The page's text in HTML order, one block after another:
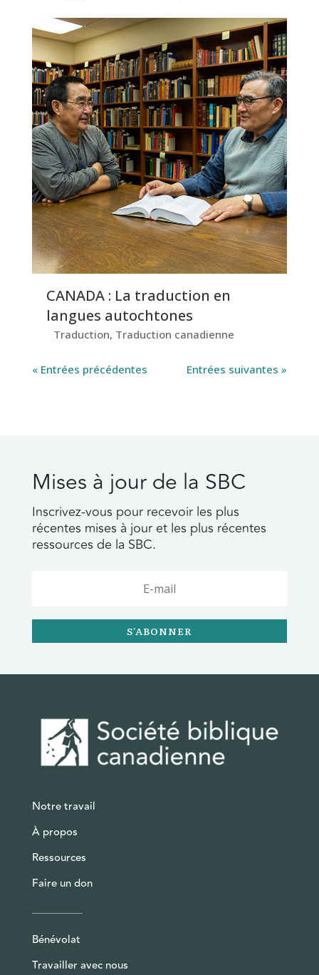
CANADA : La traduction en
langues autochtones
Traduction, Traduction canadienne
« Entrées précédentes Entrées suivantes »
Mises à jour de la SBC
Inscrivez-vous pour recevoir les plus
récentes mises à jour et les plus récentes
ressources de la SBC.
S'ABONNER
Notre travail
À propos
Ressources
Faire un don
Bénévolat
Travailler avec nous